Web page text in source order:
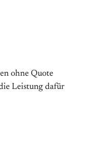
ohne Quote
Leistung dafür